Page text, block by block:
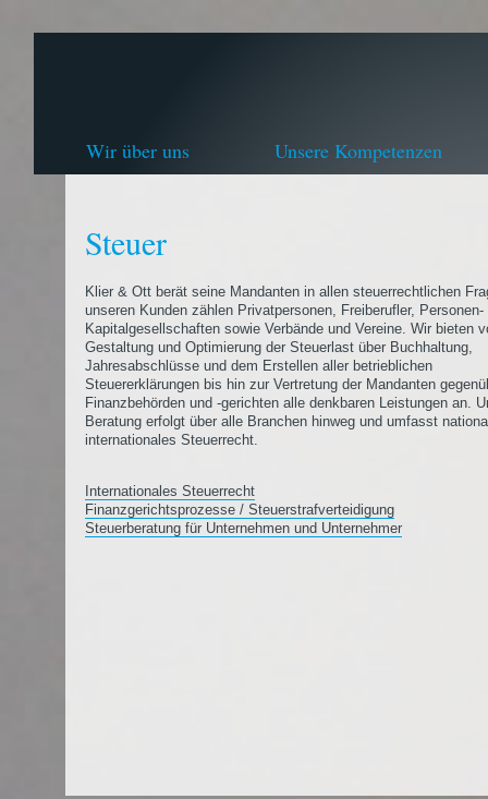
Wir über uns Unsere Kompetenzen
Steuer
Klier & Ott berät seine Mandanten in allen steuerrechtlichen
unseren Kunden zählen Privatpersonen, Freiberufler, Personen-
Kapitalgesellschaften sowie Verbände und Vereine. Wir bieten
Gestaltung und Optimierung der Steuerlast über Buchhaltung,
Jahresabschlüsse und dem Erstellen aller betrieblichen
Steuererklärungen bis hin zur Vertretung der Mandanten
Finanzbehörden und -gerichten alle denkbaren Leistungen an.
Beratung erfolgt über alle Branchen hinweg und umfasst
internationales Steuerrecht.
Internationales Steuerrecht
Finanzgerichtsprozesse / Steuerstrafverteidigung
Steuerberatung für Unternehmen und Unternehmer